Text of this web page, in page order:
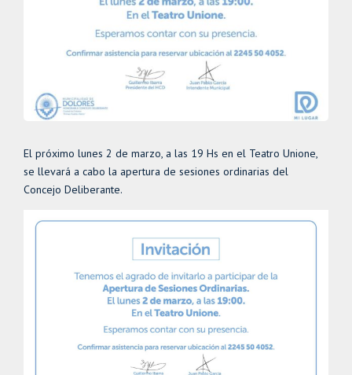
El próximo lunes 2 de marzo, a las 19 Hs en el Teatro Unione,
se llevará a cabo la apertura de sesiones ordinarias del
Concejo Deliberante.